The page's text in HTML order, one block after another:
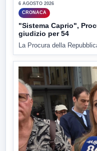
6 AGOSTO 2026
CRONACA
"Sistema Caprio",
giudizio per 54
La Procura della